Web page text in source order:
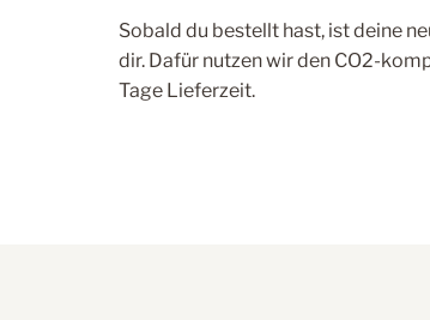
Sobald du bestellt hast, ist deine
dir. Dafür nutzen wir den CO2-
Tage Lieferzeit.